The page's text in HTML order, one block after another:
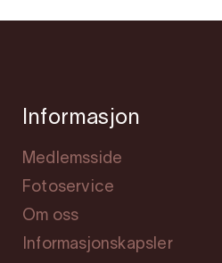
Informasjon
Medlemsside
Fotoservice
Om oss
Informasjonskapsler